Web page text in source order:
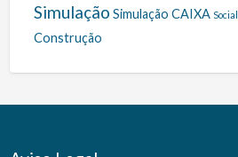
Simulação Simulação CAIXA Social
Construção